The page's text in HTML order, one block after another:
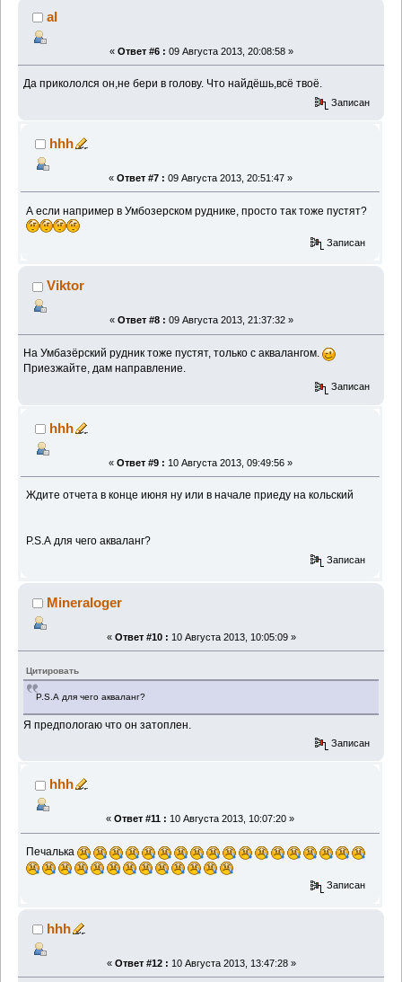
al
« Ответ #6 : 09 Августа 2013, 20:08:58 »
Да прикололся он,не бери в голову. Что найдёшь,всё твоё.
Записан
hhh
« Ответ #7 : 09 Августа 2013, 20:51:47 »
А если например в Умбозерском руднике, просто так тоже пустят?
Записан
Viktor
« Ответ #8 : 09 Августа 2013, 21:37:32 »
На Умбазёрский рудник тоже пустят, только с аквалангом.
Приезжайте, дам направление.
Записан
hhh
« Ответ #9 : 10 Августа 2013, 09:49:56 »
Ждите отчета в конце июня ну или в начале приеду на кольский
P.S.А для чего акваланг?
Записан
Mineraloger
« Ответ #10 : 10 Августа 2013, 10:05:09 »
Цитировать
P.S.А для чего акваланг?
Я предпологаю что он затоплен.
Записан
hhh
« Ответ #11 : 10 Августа 2013, 10:07:20 »
Печалька
Записан
hhh
« Ответ #12 : 10 Августа 2013, 13:47:28 »